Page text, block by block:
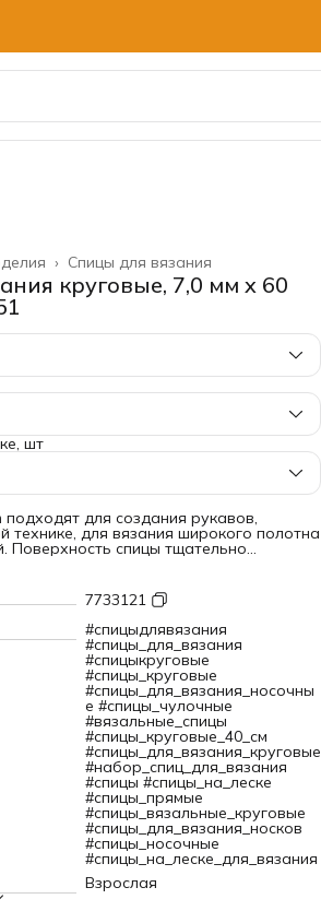
Спицы для вязания
›
›
круговые, 7,0 мм x 60
шт
подходят для создания рукавов,
технике, для вязания широкого полотна
Поверхность спицы тщательно
легкое скольжение пряжи.
без заусенцев, не расщепляют пряжу
Тросик изготовлен из пластика, он
Переход от спицы к тросику
поэтому петли удобно перекидывать на
Спицы имеют маркировку
легко найдете нужный вариант.
из китайского бамбука, имеют ряд
не гнутся.
легкие, не раздражают кожу, во время
Многие авиакомпании
спицы в салон лайнера вместе
из деликатной пряжи – вискозы, шелка,
спицей легко подхватывать
Петли на бамбуковых спицах не
спицы позволяют добиться желаемой
7733121
#спицыдлявязания
#спицы_для_вязания
#спицыкруговые
#спицы_круговые
#спицы_для_вязания_носочны
е #спицы_чулочные
#вязальные_спицы
#спицы_круговые_40_см
#спицы_для_вязания_круговые
#набор_спиц_для_вязания
#спицы #спицы_на_леске
#спицы_прямые
#спицы_вязальные_круговые
#спицы_для_вязания_носков
#спицы_носочные
#спицы_на_леске_для_вязания
Взрослая